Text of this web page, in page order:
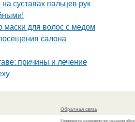
суставах пальцев рук
для волос с медом
салона
причины и лечение
Обратная связь
Копирование разрешено при указании